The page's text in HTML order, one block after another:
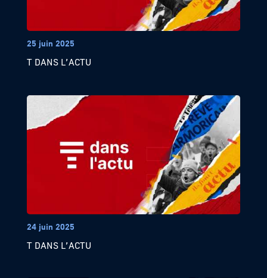
25 juin 2025
T DANS L’ACTU
24 juin 2025
T DANS L’ACTU